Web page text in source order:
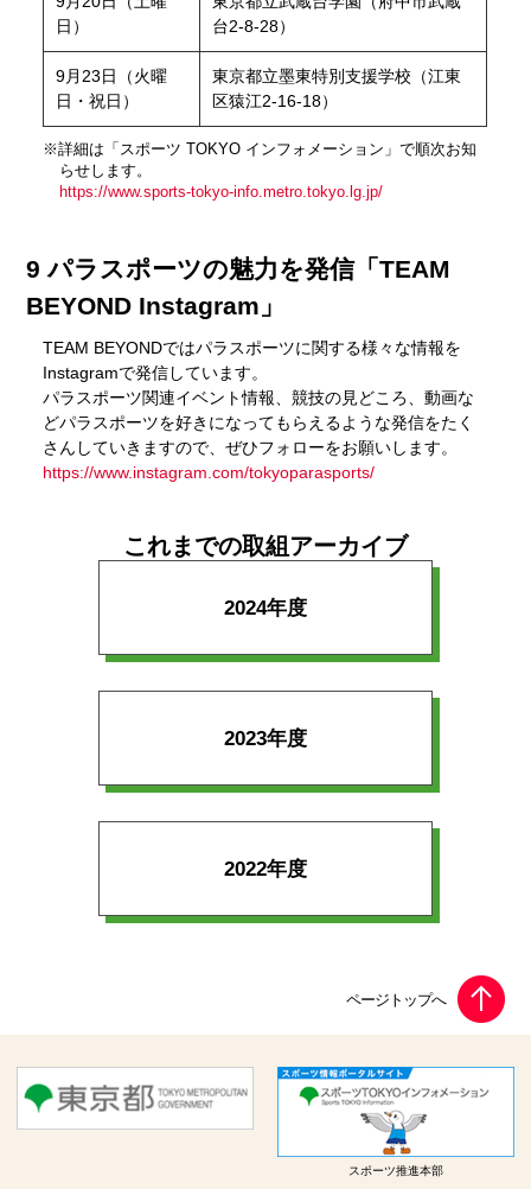
日）
台2-8-28）
9月23日（火曜
日・祝日）
東京都立墨東特別支援学校（江東
区猿江2-16-18）
※詳細は「スポーツ TOKYO インフォメーション」で順次お知
らせします。
https://www.sports-tokyo-info.metro.tokyo.lg.jp/
9 パラスポーツの魅力を発信「TEAM
BEYOND Instagram」
TEAM BEYONDではパラスポーツに関する様々な情報を
Instagramで発信しています。
パラスポーツ関連イベント情報、競技の見どころ、動画な
どパラスポーツを好きになってもらえるような発信をたく
さんしていきますので、ぜひフォローをお願いします。
https://www.instagram.com/tokyoparasports/
これまでの取組アーカイブ
2024年度
2023年度
2022年度
スポーツ推進本部